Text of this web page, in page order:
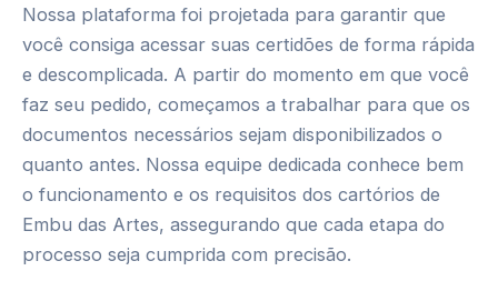
Nossa plataforma foi projetada para garantir que
você consiga acessar suas certidões de forma rápida
e descomplicada. A partir do momento em que você
faz seu pedido, começamos a trabalhar para que os
documentos necessários sejam disponibilizados o
quanto antes. Nossa equipe dedicada conhece bem
o funcionamento e os requisitos dos cartórios de
Embu das Artes, assegurando que cada etapa do
processo seja cumprida com precisão.